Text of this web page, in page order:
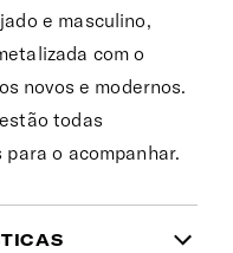
e masculino,
com o
novos e modernos.
todas
o acompanhar.